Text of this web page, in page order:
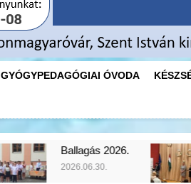
GYÓGYPEDAGÓGIAI ÓVODA
Az Év Pedagógusa
2026.06.18.